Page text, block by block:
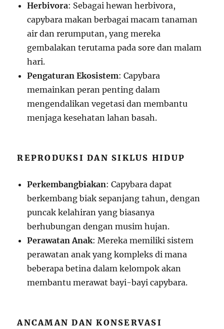
Herbivora: Sebagai hewan herbivora,
capybara makan berbagai macam tanaman
air dan rerumputan, yang mereka
gembalakan terutama pada sore dan malam
hari.
Pengaturan Ekosistem: Capybara
memainkan peran penting dalam
mengendalikan vegetasi dan membantu
menjaga kesehatan lahan basah.
REPRODUKSI DAN SIKLUS HIDUP
Perkembangbiakan: Capybara dapat
berkembang biak sepanjang tahun, dengan
puncak kelahiran yang biasanya
berhubungan dengan musim hujan.
Perawatan Anak: Mereka memiliki sistem
perawatan anak yang kompleks di mana
beberapa betina dalam kelompok akan
membantu merawat bayi-bayi capybara.
ANCAMAN DAN KONSERVASI